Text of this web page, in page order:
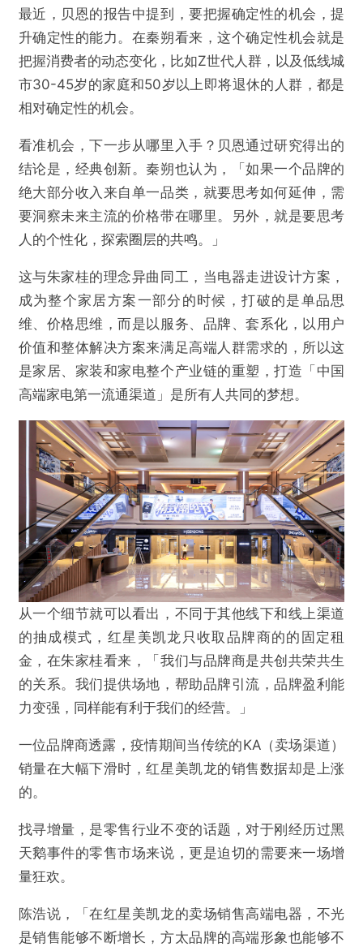
最近，贝恩的报告中提到，要把握确定性的机会，提
升确定性的能力。在秦朔看来，这个确定性机会就是
把握消费者的动态变化，比如Z世代人群，以及低线城
市30-45岁的家庭和50岁以上即将退休的人群，都是
相对确定性的机会。
看准机会，下一步从哪里入手？贝恩通过研究得出的
结论是，经典创新。秦朔也认为，「如果一个品牌的
绝大部分收入来自单一品类，就要思考如何延伸，需
要洞察未来主流的价格带在哪里。另外，就是要思考
人的个性化，探索圈层的共鸣。」
这与朱家桂的理念异曲同工，当电器走进设计方案，
成为整个家居方案一部分的时候，打破的是单品思
维、价格思维，而是以服务、品牌、套系化，以用户
价值和整体解决方案来满足高端人群需求的，所以这
是家居、家装和家电整个产业链的重塑，打造「中国
高端家电第一流通渠道」是所有人共同的梦想。
从一个细节就可以看出，不同于其他线下和线上渠道
的抽成模式，红星美凯龙只收取品牌商的的固定租
金，在朱家桂看来，「我们与品牌商是共创共荣共生
的关系。我们提供场地，帮助品牌引流，品牌盈利能
力变强，同样能有利于我们的经营。」
一位品牌商透露，疫情期间当传统的KA（卖场渠道）
销量在大幅下滑时，红星美凯龙的销售数据却是上涨
的。
找寻增量，是零售行业不变的话题，对于刚经历过黑
天鹅事件的零售市场来说，更是迫切的需要来一场增
量狂欢。
陈浩说，「在红星美凯龙的卖场销售高端电器，不光
是销售能够不断增长，方太品牌的高端形象也能够不